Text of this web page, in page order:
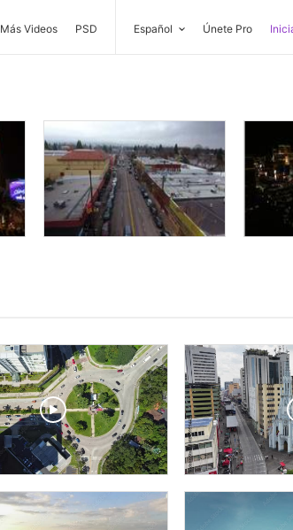
Más Videos PSD Español Únete Pro